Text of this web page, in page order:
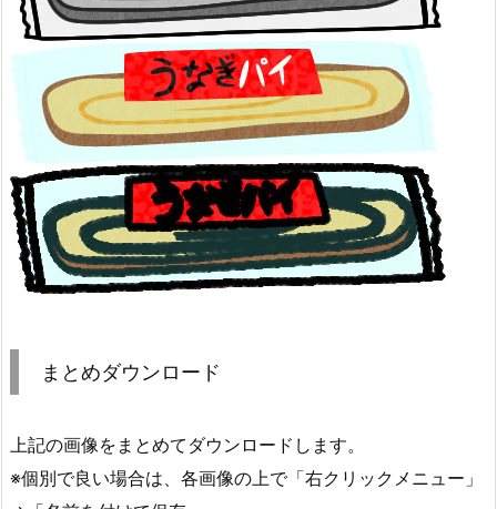
まとめダウンロード
上記の画像をまとめてダウンロードします。
※個別で良い場合は、各画像の上で「右クリックメニュー」